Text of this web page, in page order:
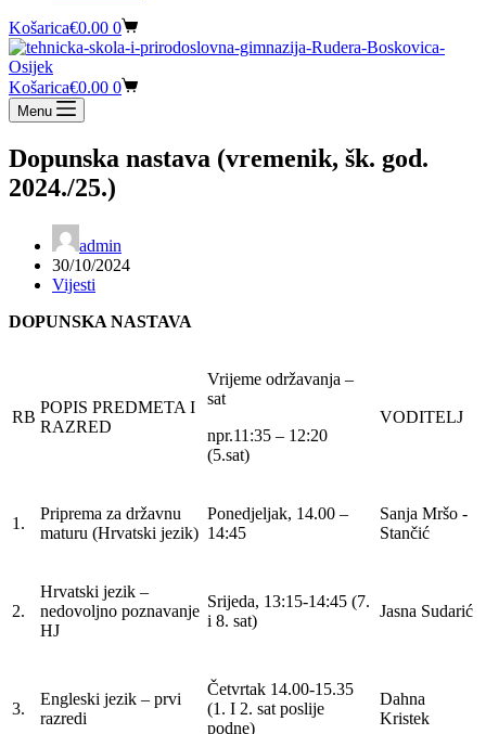
Košarica€0.00 0
Košarica€0.00 0
Menu
Dopunska nastava (vremenik, šk. god.
2024./25.)
admin
30/10/2024
Vijesti
DOPUNSKA NASTAVA
RB
POPIS PREDMETA I
RAZRED
Vrijeme održavanja –
sat
npr.11:35 – 12:20
(5.sat)
VODITELJ
1.
Priprema za državnu
maturu (Hrvatski jezik)
Ponedjeljak, 14.00 –
14:45
Sanja Mršo -
Stančić
2.
Hrvatski jezik –
nedovoljno poznavanje
HJ
Srijeda, 13:15-14:45 (7.
i 8. sat)
Jasna Sudarić
3.
Engleski jezik – prvi
razredi
Četvrtak 14.00-15.35
(1. I 2. sat poslije
podne)
Dahna
Kristek